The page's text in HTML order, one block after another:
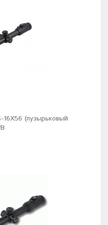
16X56 (пузырьковый